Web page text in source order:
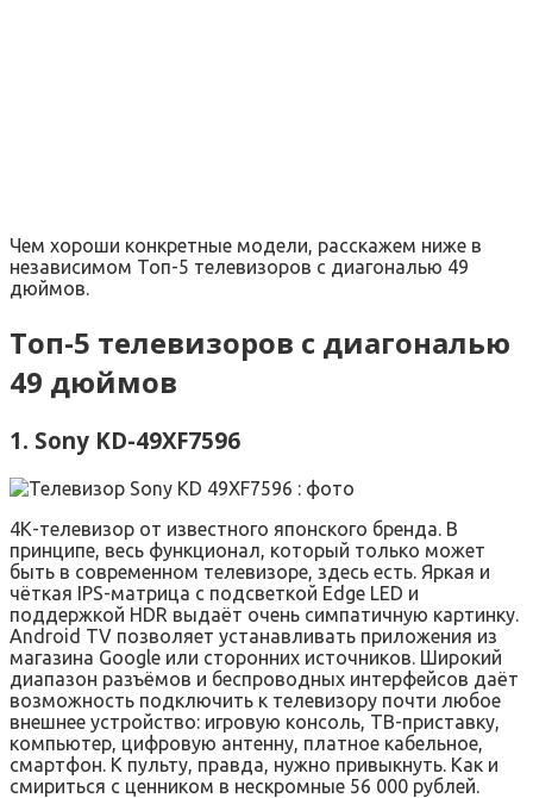
Чем хороши конкретные модели, расскажем ниже в
независимом Топ-5 телевизоров с диагональю 49
дюймов.
Топ-5 телевизоров с диагональю
49 дюймов
1. Sony KD-49XF7596
4К-телевизор от известного японского бренда. В
принципе, весь функционал, который только может
быть в современном телевизоре, здесь есть. Яркая и
чёткая IPS-матрица с подсветкой Edge LED и
поддержкой HDR выдаёт очень симпатичную картинку.
Android TV позволяет устанавливать приложения из
магазина Google или сторонних источников. Широкий
диапазон разъёмов и беспроводных интерфейсов даёт
возможность подключить к телевизору почти любое
внешнее устройство: игровую консоль, ТВ-приставку,
компьютер, цифровую антенну, платное кабельное,
смартфон. К пульту, правда, нужно привыкнуть. Как и
смириться с ценником в нескромные 56 000 рублей.